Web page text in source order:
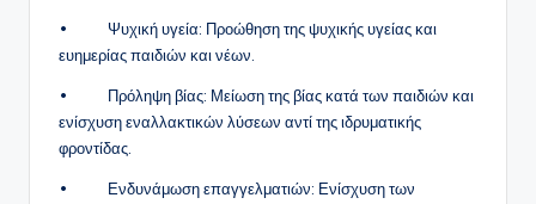
• Ψυχική υγεία: Προώθηση της ψυχικής υγείας και
ευημερίας παιδιών και νέων.
• Πρόληψη βίας: Μείωση της βίας κατά των παιδιών και
ενίσχυση εναλλακτικών λύσεων αντί της ιδρυματικής
φροντίδας.
• Ενδυνάμωση επαγγελματιών: Ενίσχυση των